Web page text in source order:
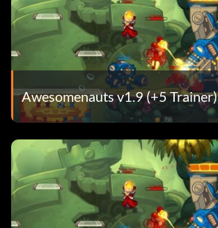
Awesomenauts v1.9 (+5 Trainer)